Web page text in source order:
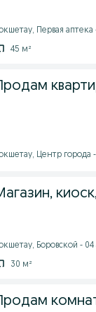
Первая аптека
45 м²
Центр города -
Боровской - 04
30 м²